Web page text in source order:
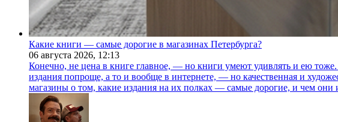
Какие книги — самые дорогие в магазинах Петербурга?
06 августа 2026, 12:13
Конечно, не цена в книге главное, — но книги умеют удивлять и ею
издания попроще, а то и вообще в интернете, — но качественная и
магазины о том, какие издания на их полках — самые дорогие, и чем они